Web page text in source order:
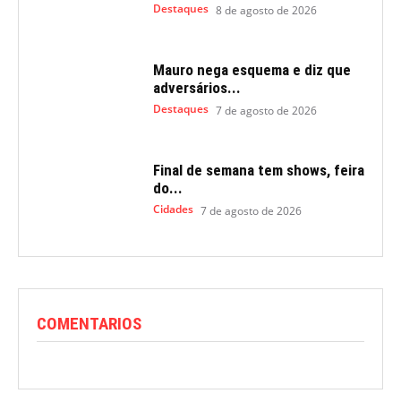
Destaques 8 de agosto de 2026
Mauro nega esquema e diz que
adversários...
Destaques 7 de agosto de 2026
Final de semana tem shows, feira
do...
Cidades 7 de agosto de 2026
COMENTARIOS